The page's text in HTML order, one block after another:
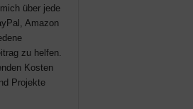
über jede
Amazon
zu helfen.
Kosten
Projekte